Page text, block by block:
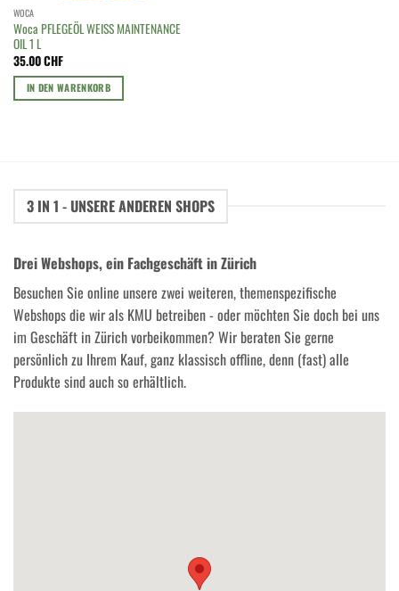
WOCA
Woca PFLEGEÖL WEISS MAINTENANCE
OIL 1 L
35.00CHF
IN DEN WARENKORB
3 IN 1 - UNSERE ANDEREN SHOPS
Drei Webshops, ein Fachgeschäft in Zürich
Besuchen Sie online unsere zwei weiteren, themenspezifische
Webshops die wir als KMU betreiben - oder möchten Sie doch bei uns
im Geschäft in Zürich vorbeikommen? Wir beraten Sie gerne
persönlich zu Ihrem Kauf, ganz klassisch offline, denn (fast) alle
Produkte sind auch so erhältlich.